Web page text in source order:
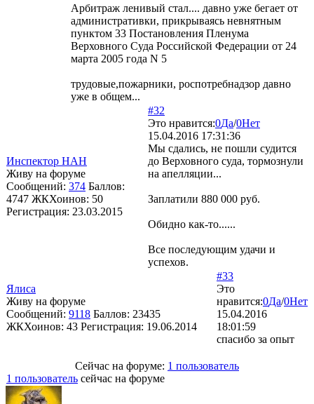
Арбитраж ленивый стал.... давно уже бегает от
административки, прикрываясь невнятным
пунктом 33 Постановления Пленума
Верховного Суда Российской Федерации от 24
марта 2005 года N 5
трудовые,пожарники, роспотребнадзор давно
уже в общем...
Инспектор НАН
Живу на форуме
Сообщений: 374 Баллов:
4747 ЖКХоинов: 50
Регистрация: 23.03.2015
#32
Это нравится:0Да/0Нет
15.04.2016 17:31:36
Мы сдались, не пошли судится
до Верховного суда, тормознули
на апелляции...
Заплатили 880 000 руб.
Обидно как-то......
Все последующим удачи и
успехов.
Ялиса
Живу на форуме
Сообщений: 9118 Баллов: 23435
ЖКХоинов: 43 Регистрация: 19.06.2014
#33
Это
нравится:0Да/0Нет
15.04.2016
18:01:59
спасибо за опыт
Сейчас на форуме: 1 пользователь
1 пользователь сейчас на форуме